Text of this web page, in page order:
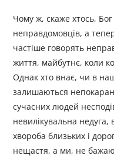
Чому ж, скаже хтось,
неправдомовців, а
частіше говорять
життя, майбутнє, коли
Однак хто внає, чи в
залишаються
сучасних людей
невилікувальна
хвороба близьких і
нещастя, а ми, не